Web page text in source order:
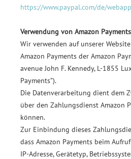
https://www.paypal.com/de/
Verwendung von Amazon Payments
Wir verwenden auf unserer
Amazon Payments der Amazon
avenue John F. Kennedy, L-1855
Payments”).
Die Datenverarbeitung dient dem
über den Zahlungsdienst Amazon
können.
Zur Einbindung dieses
dass Amazon Payments beim
IP-Adresse, Gerätetyp,